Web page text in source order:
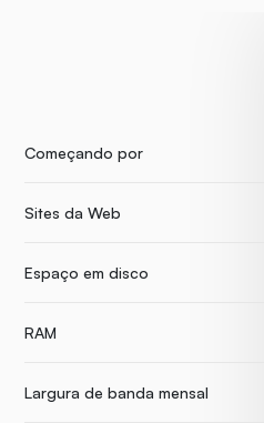
Começando por
Sites da Web
Espaço em disco
RAM
Largura de banda mensal